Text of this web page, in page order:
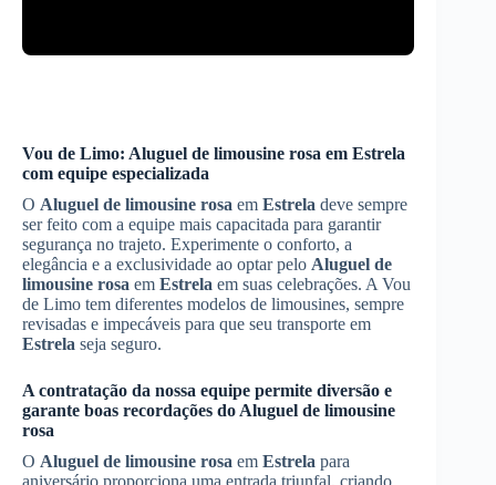
Vou de Limo: Aluguel de limousine rosa em Estrela
com equipe especializada
O Aluguel de limousine rosa em Estrela deve sempre
ser feito com a equipe mais capacitada para garantir
segurança no trajeto. Experimente o conforto, a
elegância e a exclusividade ao optar pelo Aluguel de
limousine rosa em Estrela em suas celebrações. A Vou
de Limo tem diferentes modelos de limousines, sempre
revisadas e impecáveis para que seu transporte em
Estrela seja seguro.
A contratação da nossa equipe permite diversão e
garante boas recordações do Aluguel de limousine
rosa
O Aluguel de limousine rosa em Estrela para
aniversário proporciona uma entrada triunfal, criando